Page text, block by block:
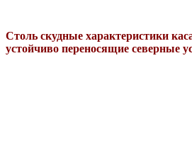
Столь скудные характеристики
устойчиво переносящие северные